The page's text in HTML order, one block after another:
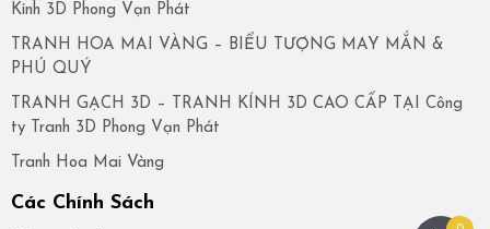
Kính 3D Phong Vạn Phát
TRANH HOA MAI VÀNG – BIỂU TƯỢNG MAY MẮN &
PHÚ QUÝ
TRANH GẠCH 3D – TRANH KÍNH 3D CAO CẤP TẠI Công
ty Tranh 3D Phong Vạn Phát
Tranh Hoa Mai Vàng
Các Chính Sách